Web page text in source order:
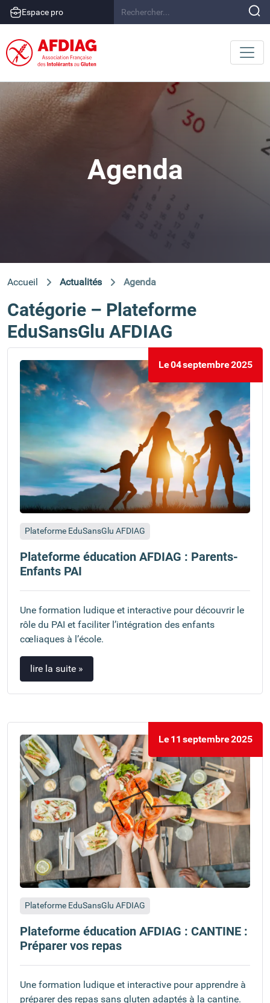
Espace pro
Agenda
Accueil Actualités Agenda
Catégorie – Plateforme
EduSansGlu AFDIAG
Le04septembre2025
Plateforme EduSansGlu AFDIAG
Plateforme éducation AFDIAG : Parents-
Enfants PAI
Une formation ludique et interactive pour découvrir le
rôle du PAI et faciliter l’intégration des enfants
cœliaques à l’école.
lire la suite »
Le11 septembre2025
Plateforme EduSansGlu AFDIAG
Plateforme éducation AFDIAG : CANTINE :
Préparer vos repas
Une formation ludique et interactive pour apprendre à
préparer des repas sans gluten adaptés à la cantine.